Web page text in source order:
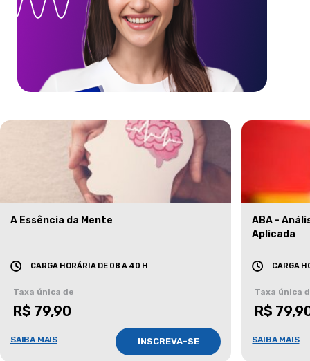
A Essência da Mente
CARGA HORÁRIA DE 08 A 40 H
Taxa única de
R$ 79,90
SAIBA MAIS INSCREVA-SE
ABA -
Aplicada
CARGA
Taxa única
R$
SAIBA MAIS